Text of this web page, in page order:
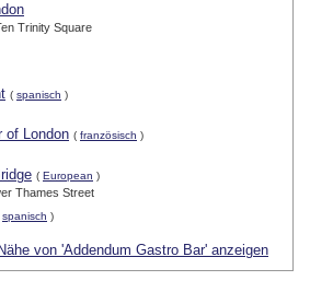
Trinity Square
( spanisch )
of London ( französisch )
( European )
Thames Street
spanisch )
von 'Addendum Gastro Bar' anzeigen